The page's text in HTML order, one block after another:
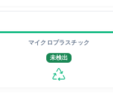
マイクロプラスチック
未検出